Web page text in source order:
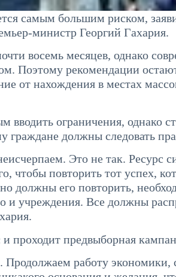
самым большим риском,
министр Георгий Гахария.
восемь месяцев, однако
Поэтому рекомендации
от нахождения в местах
вводить ограничения, однако
граждане должны следовать
Это не так. Ресурс
чтобы повторить тот успех,
должны его повторить,
и учреждения. Все должны
проходит предвыборная
Продолжаем работу экономики,